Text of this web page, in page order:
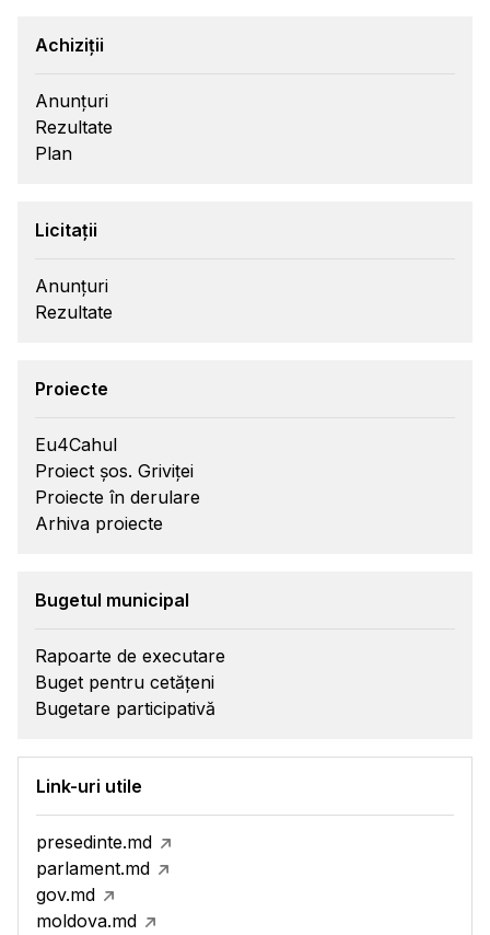
Achiziții
Anunțuri
Rezultate
Plan
Licitații
Anunțuri
Rezultate
Proiecte
Eu4Cahul
Proiect șos. Griviței
Proiecte în derulare
Arhiva proiecte
Bugetul municipal
Rapoarte de executare
Buget pentru cetățeni
Bugetare participativă
Link-uri utile
presedinte.md
parlament.md
gov.md
moldova.md